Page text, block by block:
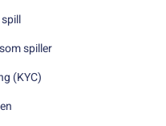
spiller
(KYC)